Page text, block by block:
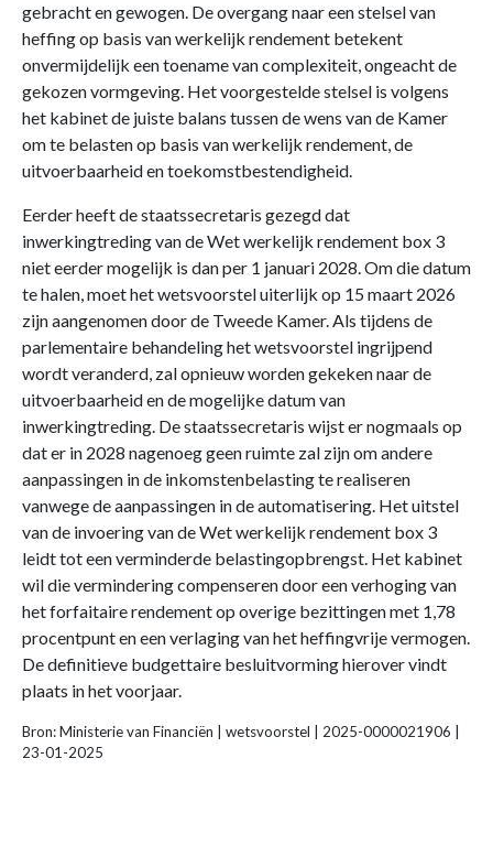
gebracht en gewogen. De overgang naar een stelsel van
heffing op basis van werkelijk rendement betekent
onvermijdelijk een toename van complexiteit, ongeacht de
gekozen vormgeving. Het voorgestelde stelsel is volgens
het kabinet de juiste balans tussen de wens van de Kamer
om te belasten op basis van werkelijk rendement, de
uitvoerbaarheid en toekomstbestendigheid.
Eerder heeft de staatssecretaris gezegd dat
inwerkingtreding van de Wet werkelijk rendement box 3
niet eerder mogelijk is dan per 1 januari 2028. Om die datum
te halen, moet het wetsvoorstel uiterlijk op 15 maart 2026
zijn aangenomen door de Tweede Kamer. Als tijdens de
parlementaire behandeling het wetsvoorstel ingrijpend
wordt veranderd, zal opnieuw worden gekeken naar de
uitvoerbaarheid en de mogelijke datum van
inwerkingtreding. De staatssecretaris wijst er nogmaals op
dat er in 2028 nagenoeg geen ruimte zal zijn om andere
aanpassingen in de inkomstenbelasting te realiseren
vanwege de aanpassingen in de automatisering. Het uitstel
van de invoering van de Wet werkelijk rendement box 3
leidt tot een verminderde belastingopbrengst. Het kabinet
wil die vermindering compenseren door een verhoging van
het forfaitaire rendement op overige bezittingen met 1,78
procentpunt en een verlaging van het heffingvrije vermogen.
De definitieve budgettaire besluitvorming hierover vindt
plaats in het voorjaar.
Bron: Ministerie van Financiën | wetsvoorstel | 2025-0000021906 |
23-01-2025